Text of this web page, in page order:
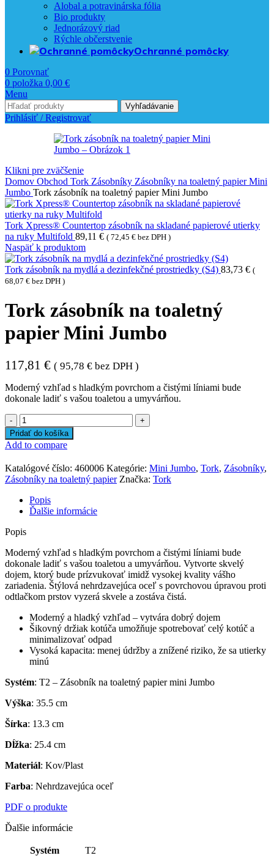
Alobal a potravinárska fólia
Bio produkty
Jednorázový riad
Rýchle občerstvenie
Ochranné pomôcky
0 Porovnať
0 položka 0,00 €
Menu
Vyhľadávanie
Prihlásiť / Registrovať
Klikni pre zväčšenie
Domov Obchod Tork Zásobníky Zásobníky na toaletný papierMini
Jumbo Tork zásobník na toaletný papier Mini Jumbo
Tork Xpress® Countertop zásobník na skladané papierové utierky
na ruky Multifold 89,11 € ( 72,45 € bez DPH )
Naspäť k produktom
Tork zásobník na mydlá a dezinfekčné prostriedky (S4) 83,73 € (
68,07 € bez DPH )
Tork zásobník na toaletný
papier Mini Jumbo
117,81 € ( 95,78 € bez DPH )
Moderný vzhľad s hladkým povrchom a čistými líniami bude
dokonale ladiť s vašou toaletou a umyvárňou.
množstvo
Tork
zásobník
na
toaletný
papier
Mini
Jumbo
Pridať do košíka
Add to compare
Katalógové číslo: 460006 Kategórie: Mini Jumbo, Tork, Zásobníky,
Zásobníky na toaletný papier Značka: Tork
Popis
Ďalšie informácie
Popis
Moderný vzhľad s hladkým povrchom a čistými líniami bude
dokonale ladiť s vašou toaletou a umyvárňou. Vytvorte skvelý
dojem, ktorý bude prízvukovať imidž vysokej kvality vášho
zariadenia. Štýlová nehrdzavejúca oceľ s povrchovou úpravou proti
odtlačkom prstov vyzerá skvele a zostáva čistá.
Moderný a hladký vzhľad – vytvára dobrý dojem
Šikovný držiak kotúča umožňuje spotrebovať celý kotúč a
minimalizovať odpad
Vysoká kapacita: menej údržby a znížené riziko, že sa utierky
minú
Systém: T2 – Zásobník na toaletný papier mini Jumbo
Výška: 35.5 cm
Šírka: 13.3 cm
Dĺžka: 25.4 cm
Materiál: Kov/Plast
Farba: Nehrdzavejúca oceľ
PDF o produkte
Ďalšie informácie
Systém T2